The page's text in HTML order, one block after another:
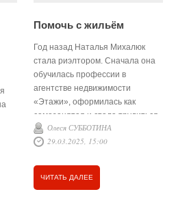
Помочь с жильём
Год назад Наталья Михалюк
стала риэлтором. Сначала она
обучилась профессии в
агентстве недвижимости
«Этажи», оформилась как
самозанятая и стала трудиться
от агентства.
Олеся СУББОТИНА
29.03.2025, 15:00
ЧИТАТЬ ДАЛЕЕ